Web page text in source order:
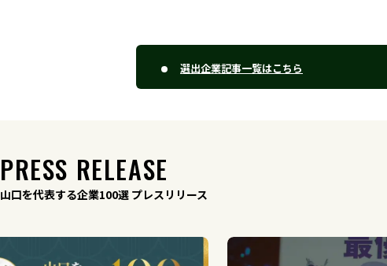
選出企業記事一覧はこちら
PRESS RELEASE
山口を代表する企業100選 プレスリリース